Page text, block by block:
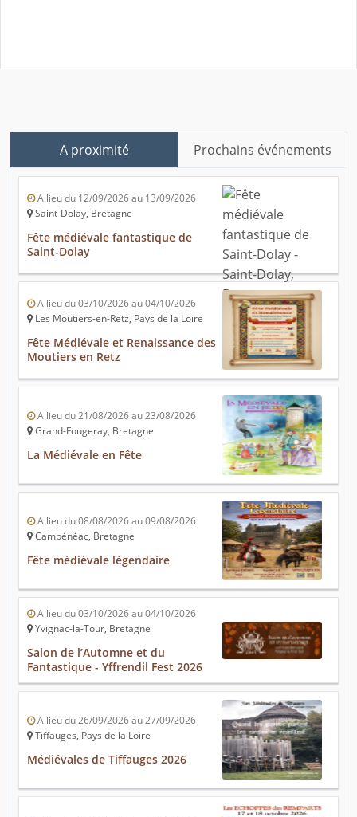
A proximité Prochains événements
A lieu du 12/09/2026 au 13/09/2026
Saint-Dolay, Bretagne
Fête médiévale fantastique de
Saint-Dolay
A lieu du 03/10/2026 au 04/10/2026
Les Moutiers-en-Retz, Pays de la Loire
Fête Médiévale et Renaissance des
Moutiers en Retz
A lieu du 21/08/2026 au 23/08/2026
Grand-Fougeray, Bretagne
La Médiévale en Fête
A lieu du 08/08/2026 au 09/08/2026
Campénéac, Bretagne
Fête médiévale légendaire
A lieu du 03/10/2026 au 04/10/2026
Yvignac-la-Tour, Bretagne
Salon de l’Automne et du
Fantastique - Yffrendil Fest 2026
A lieu du 26/09/2026 au 27/09/2026
Tiffauges, Pays de la Loire
Médiévales de Tiffauges 2026